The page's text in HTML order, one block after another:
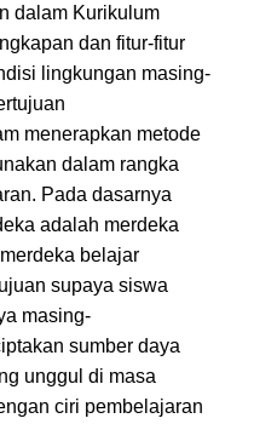
dalam Kurikulum
dan fitur-fitur
lingkungan masing-
menerapkan metode
dalam rangka
Pada dasarnya
adalah merdeka
belajar
supaya siswa
masing-
sumber daya
unggul di masa
ciri pembelajaran